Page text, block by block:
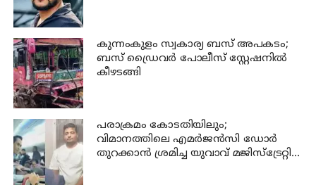
കുന്നംകുളം സ്വകാര്യ ബസ് അപകടം;
ബസ് ഡ്രൈവര്‍ പോലീസ് സ്റ്റേഷനില്‍
കീഴടങ്ങി
പരാക്രമം കോടതിയിലും;
വിമാനത്തിലെ എമര്‍ജന്‍സി ഡോര്‍
തുറക്കാന്‍ ശ്രമിച്ച യുവാവ് മജിസ്ട്രേറ്റിന്